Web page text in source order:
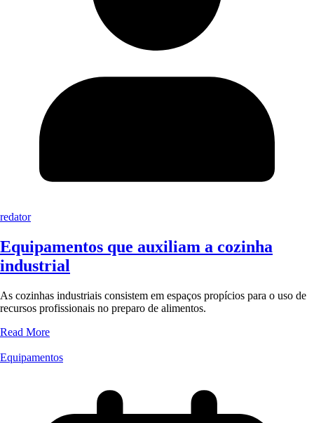
redator
Equipamentos que auxiliam a cozinha
industrial
As cozinhas industriais consistem em espaços propícios para o uso de
recursos profissionais no preparo de alimentos.
Read More
Equipamentos